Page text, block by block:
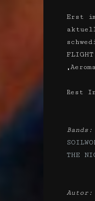
Erst
Rest
Bands:
THE
Autor: